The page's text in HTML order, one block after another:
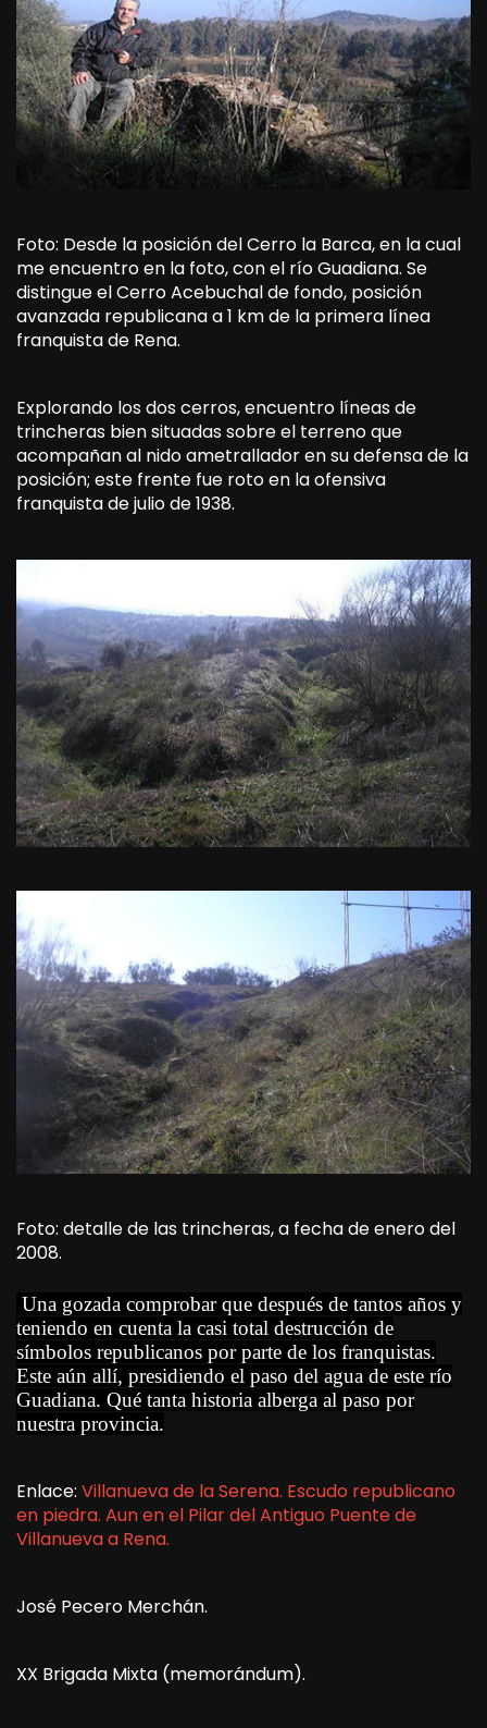
Foto: Desde la posición del Cerro la Barca, en la cual
me encuentro en la foto, con el río Guadiana. Se
distingue el Cerro Acebuchal de fondo, posición
avanzada republicana a 1 km de la primera línea
franquista de Rena.
Explorando los dos cerros, encuentro líneas de
trincheras bien situadas sobre el terreno que
acompañan al nido ametrallador en su defensa de la
posición; este frente fue roto en la ofensiva
franquista de julio de 1938.
Foto: detalle de las trincheras, a fecha de enero del
2008.
Una gozada comprobar que después de tantos años y
teniendo en cuenta la casi total destrucción de
símbolos republicanos por parte de los franquistas.
Este aún allí, presidiendo el paso del agua de este río
Guadiana. Qué tanta historia alberga al paso por
nuestra provincia.
Enlace: Villanueva de la Serena. Escudo republicano
en piedra. Aun en el Pilar del Antiguo Puente de
Villanueva a Rena.
José Pecero Merchán.
XX Brigada Mixta (memorándum).